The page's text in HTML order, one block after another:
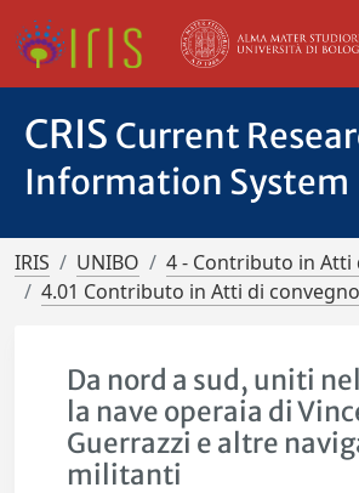
CRIS Current
Information System
IRIS UNIBO
4 - Contributo in Atti
4.01 Contributo in Atti di convegno
Da nord a sud, uniti
la nave operaia di
Guerrazzi e altre
militanti